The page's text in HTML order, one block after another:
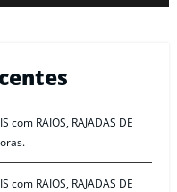
com RAIOS, RAJADAS DE
com RAIOS, RAJADAS DE